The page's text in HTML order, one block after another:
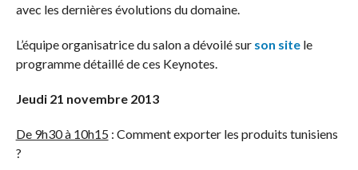
avec les dernières évolutions du domaine.
L’équipe organisatrice du salon a dévoilé sur son sitele
programme détaillé de ces Keynotes.
Jeudi 21 novembre 2013
De 9h30 à 10h15: Comment exporter les produits tunisiens
?